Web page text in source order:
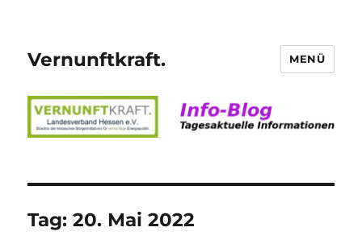
Vernunftkraft. MENÜ
Tag:20. Mai 2022